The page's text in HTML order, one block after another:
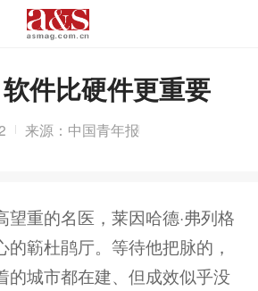
件比硬件更重要
来源：中国青年报
重的名医，莱因哈德·弗列格
簕杜鹃厅。等待他把脉的，
的城市都在建、但成效似乎没